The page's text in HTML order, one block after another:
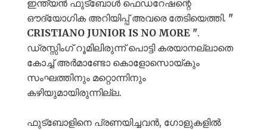
ഇന്ത്യൻ ഫുട്ബോൾ ഫെഡറേഷന്റെ
ഔദ്യോഗിക അറിയിപ്പ് അവരെ തേടിയെത്തി. "
CRISTIANO JUNIOR IS NO MORE ".
ഡ്രസ്സിംഗ് റൂമിലിരുന്ന് പൊട്ടി കരയാനല്ലാതെ
കോച്ച് അർമാണ്ടോ കൊളോസൊയ്കും
സംഘത്തിനും മറ്റൊന്നിനും
കഴിയുമായിരുന്നില്ല.
ഫുട്ബോളിനെ പ്രണയിച്ചവൻ, ഗോളുകളിൽ